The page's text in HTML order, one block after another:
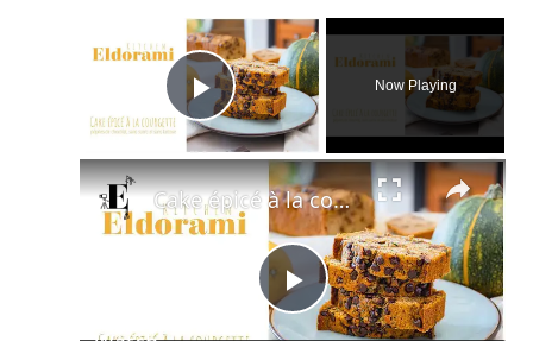
×
Play Video
Now Playing
×
Play
Cake épicé à la courgette et aux pépites de chocolat | Sans sucre et sans lactose